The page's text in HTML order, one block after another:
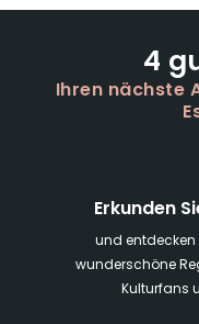
4
Ihren nächste
Erkunden
und entdecken
wunderschöne
Kulturfans